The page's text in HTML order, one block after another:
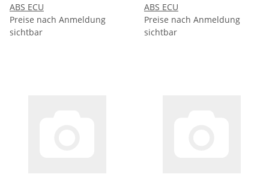
ABS ECU
Preise nach Anmeldung
sichtbar
ABS ECU
Preise nach Anmeldung
sichtbar